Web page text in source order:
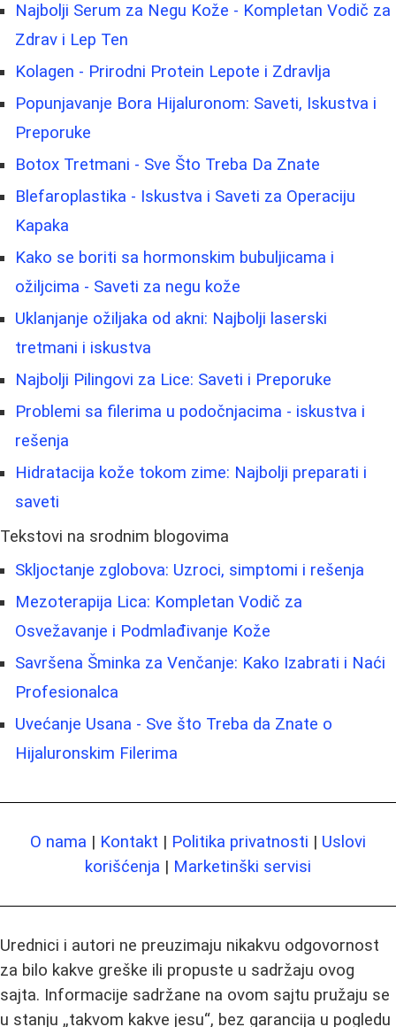
Najbolji Serum za Negu Kože - Kompletan Vodič za
Zdrav i Lep Ten
Kolagen - Prirodni Protein Lepote i Zdravlja
Popunjavanje Bora Hijaluronom: Saveti, Iskustva i
Preporuke
Botox Tretmani - Sve Što Treba Da Znate
Blefaroplastika - Iskustva i Saveti za Operaciju
Kapaka
Kako se boriti sa hormonskim bubuljicama i
ožiljcima - Saveti za negu kože
Uklanjanje ožiljaka od akni: Najbolji laserski
tretmani i iskustva
Najbolji Pilingovi za Lice: Saveti i Preporuke
Problemi sa filerima u podočnjacima - iskustva i
rešenja
Hidratacija kože tokom zime: Najbolji preparati i
saveti
Tekstovi na srodnim blogovima
Skljoctanje zglobova: Uzroci, simptomi i rešenja
Mezoterapija Lica: Kompletan Vodič za
Osvežavanje i Podmlađivanje Kože
Savršena Šminka za Venčanje: Kako Izabrati i Naći
Profesionalca
Uvećanje Usana - Sve što Treba da Znate o
Hijaluronskim Filerima
O nama | Kontakt | Politika privatnosti | Uslovi
korišćenja | Marketinški servisi
Urednici i autori ne preuzimaju nikakvu odgovornost
za bilo kakve greške ili propuste u sadržaju ovog
sajta. Informacije sadržane na ovom sajtu pružaju se
u stanju „takvom kakve jesu“, bez garancija u pogledu